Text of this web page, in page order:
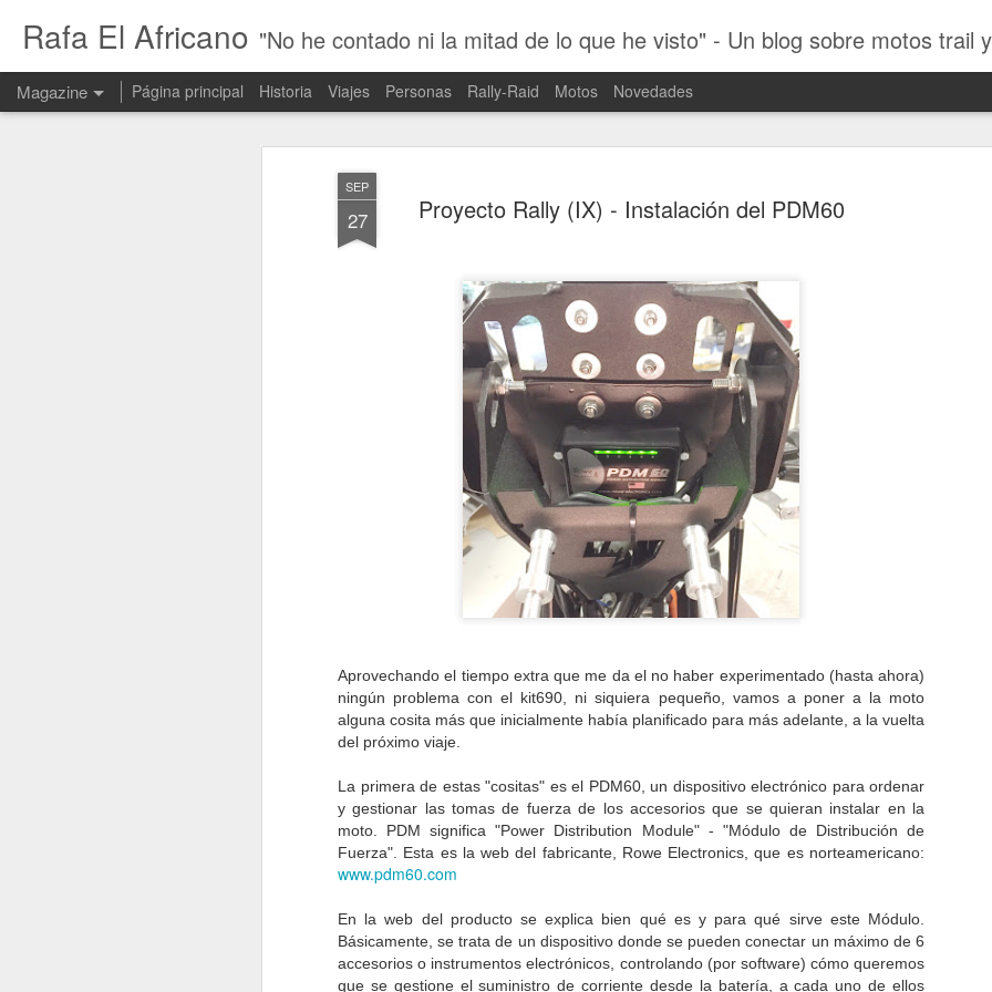
SEP
27 Proyecto Rally (IX) - Instalación del PDM60
Aprovechando el tiempo extra que me da el no haber experimentado (hasta ahora)
ningún problema con el kit690, ni siquiera pequeño, vamos a poner a la moto
alguna cosita más que inicialmente había planificado para más adelante, a la vuelta
del próximo viaje.
La primera de estas "cositas" es el PDM60, un dispositivo electrónico para ordenar
y gestionar las tomas de fuerza de los accesorios que se quieran instalar en la
moto. PDM significa "Power Distribution Module" - "Módulo de Distribución de
Fuerza". Esta es la web del fabricante, Rowe Electronics, que es norteamericano:
www.pdm60.com
En la web del producto se explica bien qué es y para qué sirve este Módulo.
Básicamente, se trata de un dispositivo donde se pueden conectar un máximo de 6
accesorios o instrumentos electrónicos, controlando (por software) cómo queremos
que se gestione el suministro de corriente desde la batería, a cada uno de ellos
Rafa El Africano "No he contado ni la mitad de lo que he visto" - Un blog sobre motos trail
Magazine Página principal Historia Viajes Personas Rally-Raid Motos Novedades
Destino Dakar
Como anuncié ayer en este
JAN
3
Año nuevo, Vida
nueva
FEB
24
Honda GoldWing: la
reina del "Touring"